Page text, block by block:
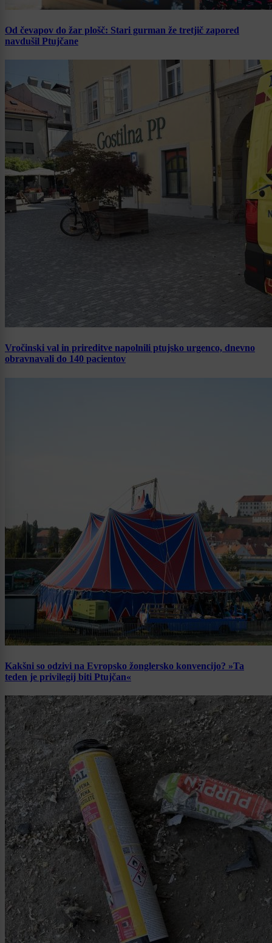
Od čevapov do žar plošč: Stari gurman že tretjič zapored
navdušil Ptujčane
Vročinski val in prireditve napolnili ptujsko urgenco, dnevno
obravnavali do 140 pacientov
Kakšni so odzivi na Evropsko žonglersko konvencijo? »Ta
teden je privilegij biti Ptujčan«